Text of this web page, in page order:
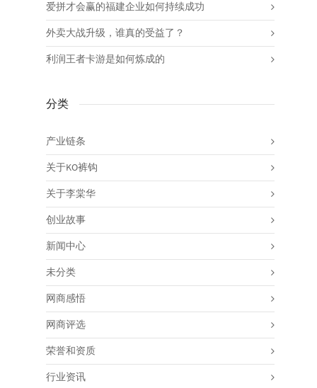
爱拼才会赢的福建企业如何持续成功
外卖大战升级，谁真的受益了？
利润王者卡游是如何炼成的
分类
产业链条
关于KO裤钩
关于李棠华
创业故事
新闻中心
未分类
网商感悟
网商评选
荣誉和资质
行业资讯